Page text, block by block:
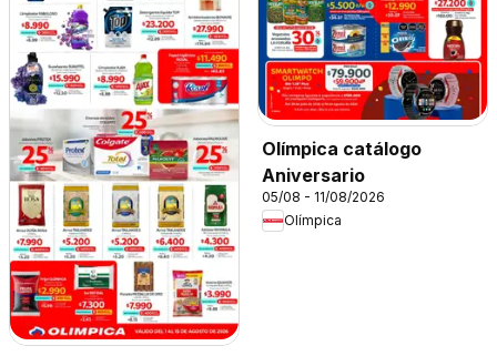
Olímpica catálogo
Aniversario
05/08 - 11/08/2026
Olímpica